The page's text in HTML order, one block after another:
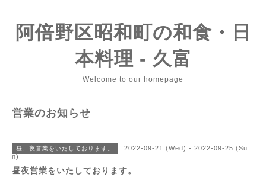
阿倍野区昭和町の和食・日
本料理 - 久富
Welcome to our homepage
営業のお知らせ
昼、夜営業をいたしております。
2022-09-21 (Wed) - 2022-09-25 (Su
n)
昼夜営業をいたしております。